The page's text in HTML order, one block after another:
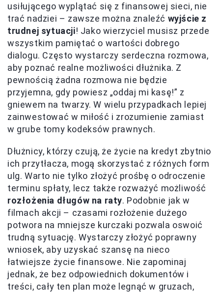
usiłującego wyplątać się z finansowej sieci, nie
trać nadziei – zawsze można znaleźć wyjście z
trudnej sytuacji! Jako wierzyciel musisz przede
wszystkim pamiętać o wartości dobrego
dialogu. Często wystarczy serdeczna rozmowa,
aby poznać realne możliwości dłużnika. Z
pewnością żadna rozmowa nie będzie
przyjemna, gdy powiesz „oddaj mi kasę!” z
gniewem na twarzy. W wielu przypadkach lepiej
zainwestować w miłość i zrozumienie zamiast
w grube tomy kodeksów prawnych.
Dłużnicy, którzy czują, że życie na kredyt zbytnio
ich przytłacza, mogą skorzystać z różnych form
ulg. Warto nie tylko złożyć prośbę o odroczenie
terminu spłaty, lecz także rozważyć możliwość
rozłożenia długów na raty. Podobnie jak w
filmach akcji – czasami rozłożenie dużego
potwora na mniejsze kurczaki pozwala oswoić
trudną sytuację. Wystarczy złożyć poprawny
wniosek, aby uzyskać szansę na nieco
łatwiejsze życie finansowe. Nie zapominaj
jednak, że bez odpowiednich dokumentów i
treści, cały ten plan może legnąć w gruzach,